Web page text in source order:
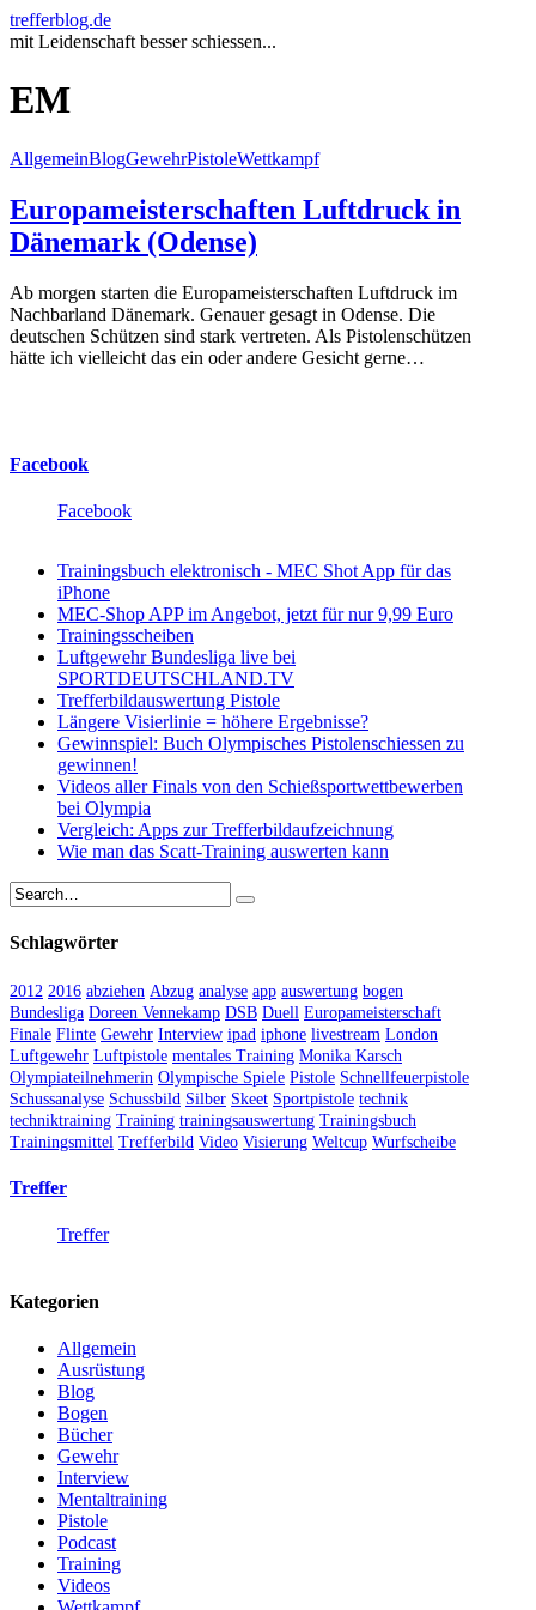
trefferblog.de
mit Leidenschaft besser schiessen...
EM
AllgemeinBlogGewehrPistoleWettkampf
Europameisterschaften Luftdruck in
Dänemark (Odense)
Ab morgen starten die Europameisterschaften Luftdruck im
Nachbarland Dänemark. Genauer gesagt in Odense. Die
deutschen Schützen sind stark vertreten. Als Pistolenschützen
hätte ich vielleicht das ein oder andere Gesicht gerne…
Facebook
Facebook
Trainingsbuch elektronisch - MEC Shot App für das
iPhone
MEC-Shop APP im Angebot, jetzt für nur 9,99 Euro
Trainingsscheiben
Luftgewehr Bundesliga live bei
SPORTDEUTSCHLAND.TV
Trefferbildauswertung Pistole
Längere Visierlinie = höhere Ergebnisse?
Gewinnspiel: Buch Olympisches Pistolenschiessen zu
gewinnen!
Videos aller Finals von den Schießsportwettbewerben
bei Olympia
Vergleich: Apps zur Trefferbildaufzeichnung
Wie man das Scatt-Training auswerten kann
Schlagwörter
2012 2016 abziehen Abzug analyse app auswertung bogen
Bundesliga Doreen Vennekamp DSB Duell Europameisterschaft
Finale Flinte Gewehr Interview ipad iphone livestream London
Luftgewehr Luftpistole mentales Training Monika Karsch
Olympiateilnehmerin Olympische Spiele Pistole Schnellfeuerpistole
Schussanalyse Schussbild Silber Skeet Sportpistole technik
techniktraining Training trainingsauswertung Trainingsbuch
Trainingsmittel Trefferbild Video Visierung Weltcup Wurfscheibe
Treffer
Treffer
Kategorien
Allgemein
Ausrüstung
Blog
Bogen
Bücher
Gewehr
Interview
Mentaltraining
Pistole
Podcast
Training
Videos